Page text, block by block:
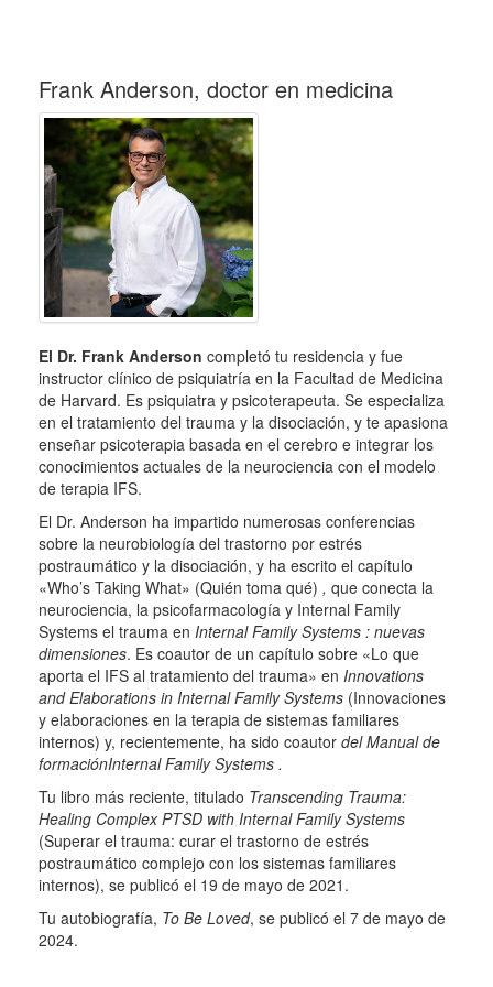
Frank Anderson, doctor en medicina
El Dr. Frank Anderson completó tu residencia y fue
instructor clínico de psiquiatría en la Facultad de Medicina
de Harvard. Es psiquiatra y psicoterapeuta. Se especializa
en el tratamiento del trauma y la disociación, y te apasiona
enseñar psicoterapia basada en el cerebro e integrar los
conocimientos actuales de la neurociencia con el modelo
de terapia IFS.
El Dr. Anderson ha impartido numerosas conferencias
sobre la neurobiología del trastorno por estrés
postraumático y la disociación, y ha escrito el capítulo
«Who’s Taking What» (Quién toma qué) , que conecta la
neurociencia, la psicofarmacología y Internal Family
Systems el trauma en Internal Family Systems : nuevas
dimensiones. Es coautor de un capítulo sobre «Lo que
aporta el IFS al tratamiento del trauma» en Innovations
and Elaborations in Internal Family Systems (Innovaciones
y elaboraciones en la terapia de sistemas familiares
internos) y, recientemente, ha sido coautor del Manual de
formaciónInternal Family Systems .
Tu libro más reciente, titulado Transcending Trauma:
Healing Complex PTSD with Internal Family Systems
(Superar el trauma: curar el trastorno de estrés
postraumático complejo con los sistemas familiares
internos), se publicó el 19 de mayo de 2021.
Tu autobiografía, To Be Loved, se publicó el 7 de mayo de
2024.